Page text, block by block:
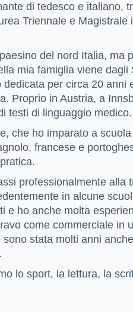
di tedesco e italiano,
Triennale e Magistrale
del nord Italia, ma
mia famiglia viene
per circa 20 anni
Proprio in Austria, a
testi di linguaggio medico.
che ho imparato a
francese e
professionalmente alla
in alcune
e ho anche molta
come commerciale in
stata molti anni
lo sport, la lettura, la